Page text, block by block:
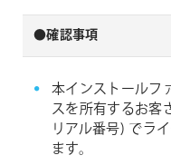
●確認事項
本インストールフ
スを所有するお客
リアル番号) でラ
ます。